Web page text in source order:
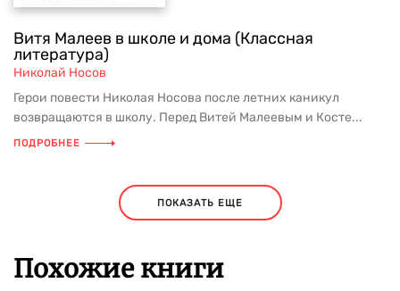
Витя Малеев в школе и дома (Классная
литература)
Николай Носов
Герои повести Николая Носова после летних каникул
возвращаются в школу. Перед Витей Малеевым и Косте...
ПОДРОБНЕЕ
ПОКАЗАТЬ ЕЩЕ
Похожие книги